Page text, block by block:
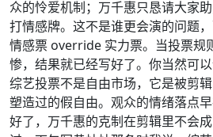
众的怜爱机制；万千惠只恳请大家
打情感牌。这不是谁更会演的问题
情感票 override 实力票。当投票规
惨，结果就已经写好了。你当然可
综艺投票不是自由市场，它是被剪
塑造过的假自由。观众的情绪落点
好了，万千惠的克制在剪辑里不会